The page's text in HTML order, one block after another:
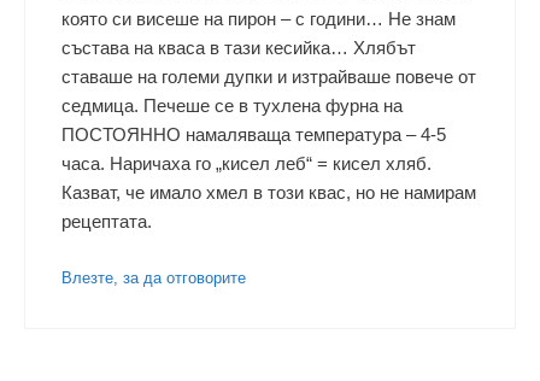
която си висеше на пирон – с години… Не знам
състава на кваса в тази кесийка… Хлябът
ставаше на големи дупки и изтрайваше повече от
седмица. Печеше се в тухлена фурна на
ПОСТОЯННО намаляваща температура – 4-5
часа. Наричаха го „кисел леб“ = кисел хляб.
Казват, че имало хмел в този квас, но не намирам
рецептата.
Влезте, за да отговорите